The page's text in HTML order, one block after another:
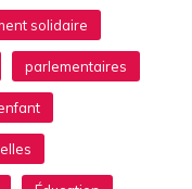
solidaire
parlementaires